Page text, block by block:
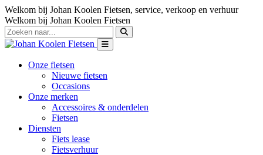
Welkom bij Johan Koolen Fietsen, service, verkoop en verhuur
Welkom bij Johan Koolen Fietsen
Onze fietsen
Nieuwe fietsen
Occasions
Onze merken
Accessoires & onderdelen
Fietsen
Diensten
Fiets lease
Fietsverhuur